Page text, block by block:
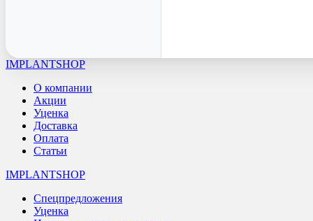
IMPLANTSHOP
О компании
Акции
Уценка
Доставка
Оплата
Статьи
IMPLANTSHOP
Спецпредложения
Уценка